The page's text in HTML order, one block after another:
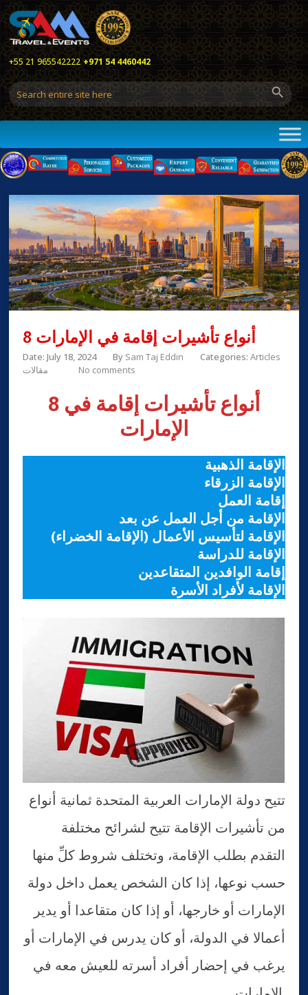
+55 21 965542222 +971 54 4460442
8 أنواع تأشيرات إقامة في الإمارات
Date: July 18, 2024 By Sam Taj Eddin Categories:Articles
مقالات
No comments
8 أنواع تأشيرات إقامة في
الإمارات
الإقامة الذهبية
الإقامة الزرقاء
إقامة العمل
الإقامة من أجل العمل عن بعد
الإقامة لتأسيس الأعمال (الإقامة الخضراء)
الإقامة للدراسة
إقامة الوافدين المتقاعدين
الإقامة لأفراد الأسرة
تتيح دولة الإمارات العربية المتحدة ثمانية أنواع
من تأشيرات الإقامة تتيح لشرائح مختلفة
التقدم بطلب الإقامة، وتختلف شروط كلِّ منها
حسب نوعها، إذا كان الشخص يعمل داخل دولة
الإمارات أو خارجها، أو إذا كان متقاعدا أو يدير
أعمالا في الدولة، أو كان يدرس في الإمارات أو
يرغب في إحضار أفراد أسرته للعيش معه في